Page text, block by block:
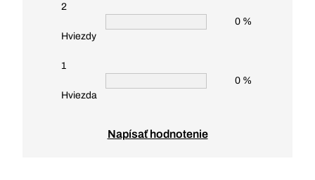
2
Hviezdy
0 %
1
Hviezda
0 %
Napísať hodnotenie